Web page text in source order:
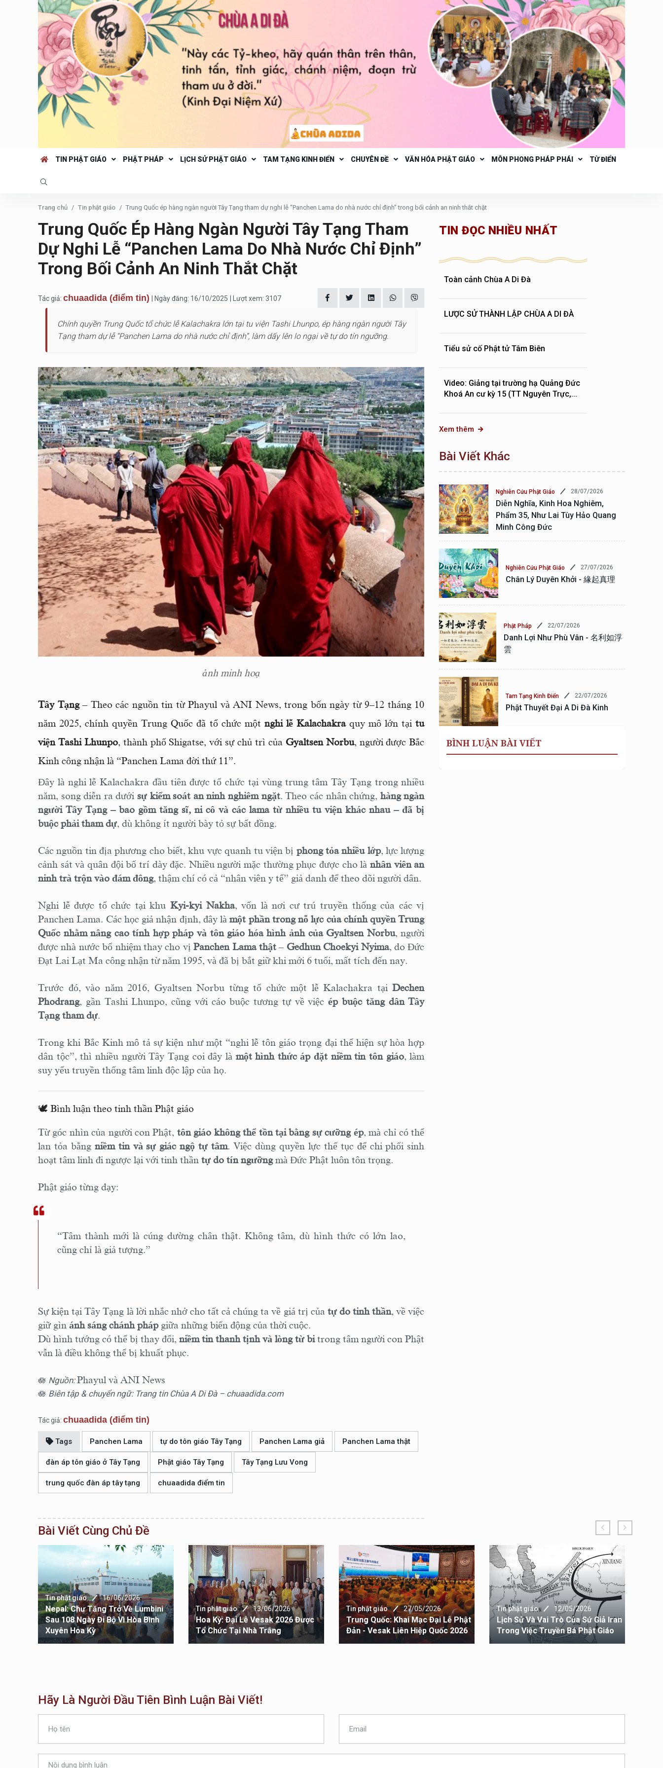
TIN PHẬT GIÁO PHẬT PHÁP LỊCH SỬ PHẬT GIÁO TAM TẠNG KINH ĐIỂN CHUYÊN ĐỀ VĂN HÓA PHẬT GIÁO MÔN PHONG PHÁP PHÁI TỪ ĐIỂN
Trang chủ Tin phật giáo Trung Quốc ép hàng ngàn người Tây Tạng tham dự nghi lễ “Panchen Lama do nhà nước chỉ định” trong bối cảnh an ninh thắt chặt
Trung Quốc Ép Hàng Ngàn Người Tây Tạng Tham
Dự Nghi Lễ “Panchen Lama Do Nhà Nước Chỉ Định”
Trong Bối Cảnh An Ninh Thắt Chặt
Tác giả: chuaadida (điểm tin) | Ngày đăng: 16/10/2025 | Lượt xem: 3107
Chính quyền Trung Quốc tổ chức lễ Kalachakra lớn tại tu viện Tashi Lhunpo, ép hàng ngàn người Tây
Tạng tham dự lễ “Panchen Lama do nhà nước chỉ định”, làm dấy lên lo ngại về tự do tín ngưỡng.
ảnh minh hoạ
Tây Tạng– Theo các nguồn tin từ Phayul và ANI News, trong bốn ngày từ 9–12 tháng 10
năm 2025, chính quyền Trung Quốc đã tổ chức một nghi lễ Kalachakraquy mô lớn tạitu
viện Tashi Lhunpo, thành phố Shigatse, với sự chủ trì của Gyaltsen Norbu, người được Bắc
Kinh công nhận là “Panchen Lama đời thứ 11”.
Đây là nghi lễ Kalachakra đầu tiên được tổ chức tại vùng trung tâm Tây Tạng trong nhiều
năm, song diễn ra dưới sự kiểm soát an ninh nghiêm ngặt. Theo các nhân chứng, hàng ngàn
người Tây Tạng – bao gồm tăng sĩ, ni cô và các lama từ nhiều tu viện khác nhau – đã bị
buộc phải tham dự, dù không ít người bày tỏ sự bất đồng.
Các nguồn tin địa phương cho biết, khu vực quanh tu viện bị phong tỏa nhiều lớp, lực lượng
cảnh sát và quân đội bố trí dày đặc. Nhiều người mặc thường phục được cho lànhân viên an
ninh trà trộn vào đám đông, thậm chí có cả “nhân viên y tế” giả danh để theo dõi người dân.
Nghi lễ được tổ chức tại khuKyi-kyi Nakha, vốn là nơi cư trú truyền thống của các vị
Panchen Lama. Các học giả nhận định, đây làmột phần trong nỗ lực của chính quyền Trung
Quốc nhằm nâng cao tính hợp pháp và tôn giáo hóa hình ảnh của Gyaltsen Norbu, người
được nhà nước bổ nhiệm thay cho vịPanchen Lama thật– Gedhun Choekyi Nyima, do Đức
Đạt Lai Lạt Ma công nhận từ năm 1995, và đã bị bắt giữ khi mới 6 tuổi, mất tích đến nay.
Trước đó, vào năm 2016, Gyaltsen Norbu từng tổ chức một lễ Kalachakra tạiDechen
Phodrang, gần Tashi Lhunpo, cũng với cáo buộc tương tự về việcép buộc tăng dân Tây
Tạng tham dự.
Trong khi Bắc Kinh mô tả sự kiện như một “nghi lễ tôn giáo trọng đại thể hiện sự hòa hợp
dân tộc”, thì nhiều người Tây Tạng coi đây là một hình thức áp đặt niềm tin tôn giáo, làm
suy yếu truyền thống tâm linh độc lập của họ.
🕊️ Bình luận theo tinh thần Phật giáo
Từ góc nhìn của người con Phật, tôn giáo không thể tồn tại bằng sự cưỡng ép, mà chỉ có thể
lan tỏa bằng niềm tin và sự giác ngộ tự tâm. Việc dùng quyền lực thế tục để chi phối sinh
hoạt tâm linh đi ngược lại với tinh thần tự do tín ngưỡngmà Đức Phật luôn tôn trọng.
Phật giáo từng dạy:
“Tâm thành mới là cúng dường chân thật. Không tâm, dù hình thức có lớn lao,
cũng chỉ là giả tượng.”
Sự kiện tại Tây Tạng là lời nhắc nhở cho tất cả chúng ta về giá trị của tự do tinh thần, về việc
giữ gìn ánh sáng chánh phápgiữa những biến động của thời cuộc.
Dù hình tướng có thể bị thay đổi,niềm tin thanh tịnh và lòng từ bitrong tâm người con Phật
vẫn là điều không thể bị khuất phục.
🪷 Nguồn:Phayul và ANI News
🪷 Biên tập & chuyển ngữ: Trang tin Chùa A Di Đà – chuaadida.com
Tác giả: chuaadida (điểm tin)
Tags Panchen Lama tự do tôn giáo Tây Tạng Panchen Lama giả Panchen Lama thật
đàn áp tôn giáo ở Tây Tạng Phật giáo Tây Tạng Tây Tạng Lưu Vong
trung quốc đàn áp tây tạng chuaadida điểm tin
TIN ĐỌC NHIỀU NHẤT
Toàn cảnh Chùa A Di Đà
LƯỢC SỬ THÀNH LẬP CHÙA A DI ĐÀ
Tiểu sử cố Phật tử Tâm Biên
Video: Giảng tại trường hạ Quảng Đức
Khoá An cư kỳ 15 (TT Nguyên Trực,...
Xem thêm
Bài Viết Khác
Nghiên Cứu Phật Giáo 28/07/2026
Diễn Nghĩa, Kinh Hoa Nghiêm,
Phẩm 35, Như Lai Tùy Hảo Quang
Minh Công Đức
Nghiên Cứu Phật Giáo 27/07/2026
Chân Lý Duyên Khởi - 緣起真理
Phật Pháp 22/07/2026
Danh Lợi Như Phù Vân - 名利如浮
雲
Tam Tạng Kinh Điển 22/07/2026
Phật Thuyết Đại A Di Đà Kinh
BÌNH LUẬN BÀI VIẾT
Bài Viết Cùng Chủ Đề
Tin phật giáo 16/06/2026
Nepal: Chư Tăng Trở Về Lumbini
Sau 108 Ngày Đi Bộ Vì Hòa Bình
Xuyên Hoa Kỳ
Tin phật giáo 13/06/2026
Hoa Kỳ: Đại Lễ Vesak 2026 Được
Tổ Chức Tại Nhà Trắng
Tin phật giáo 27/05/2026
Trung Quốc: Khai Mạc Đại Lễ Phật
Đản - Vesak Liên Hiệp Quốc 2026
Tin phật giáo 12/05/2026
Lịch Sử Và Vai Trò Của Sứ Giả Iran
Trong Việc Truyền Bá Phật Giáo
Hãy Là Người Đầu Tiên Bình Luận Bài Viết!